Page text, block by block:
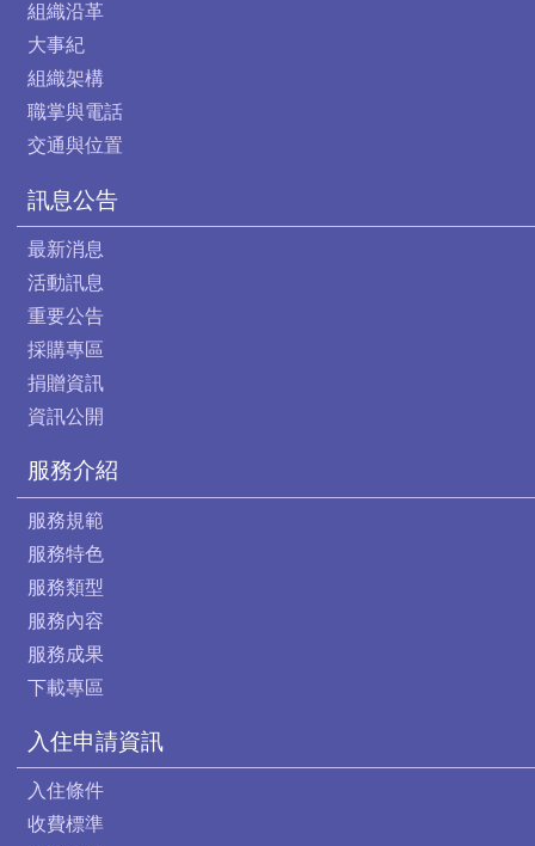
組織沿革
大事紀
組織架構
職掌與電話
交通與位置
訊息公告
最新消息
活動訊息
重要公告
採購專區
捐贈資訊
資訊公開
服務介紹
服務規範
服務特色
服務類型
服務內容
服務成果
下載專區
入住申請資訊
入住條件
收費標準